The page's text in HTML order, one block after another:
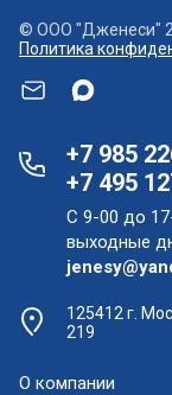
© ООО "Дженеси"
Политика
+7 985
+7 495
С 9-00 до
выходные
125412 г.
219
О компании